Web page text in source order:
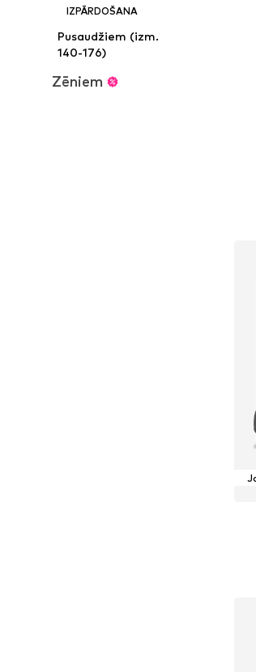
IZPĀRDOŠANA
Pusaudžiem (izm.
140-176)
Zēniem